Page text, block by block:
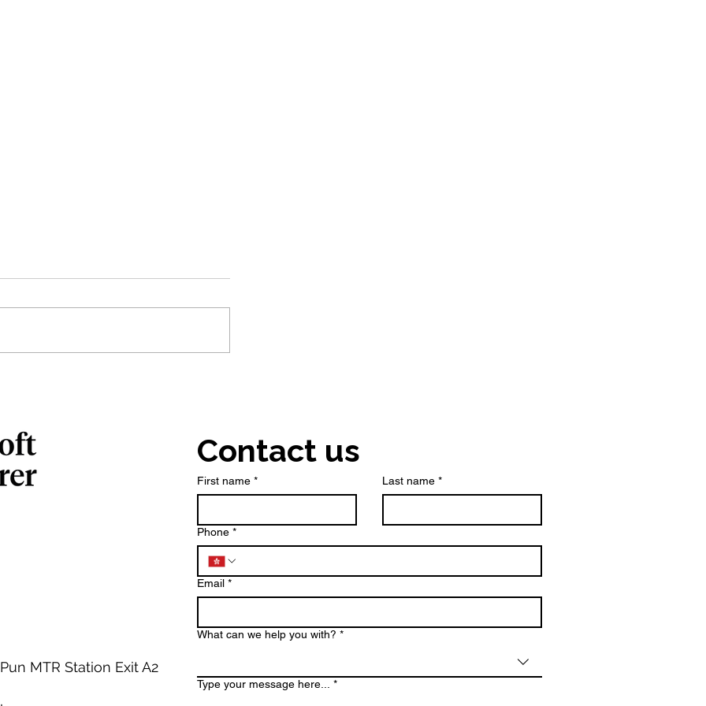
border data
Implications
have become increasingly
MTR Station Exit A2
Contact us
First name * Last name *
Phone *
Email *
What can we help you with? *
Type your message here... *